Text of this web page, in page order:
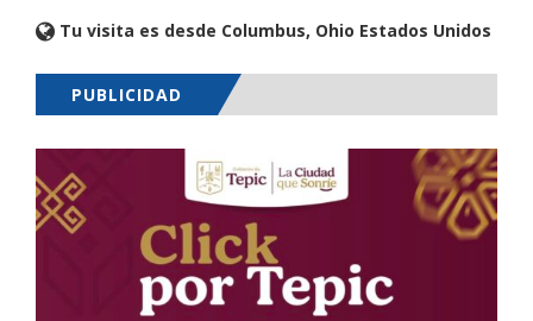
Tu visita es desde Columbus, Ohio Estados Unidos
PUBLICIDAD